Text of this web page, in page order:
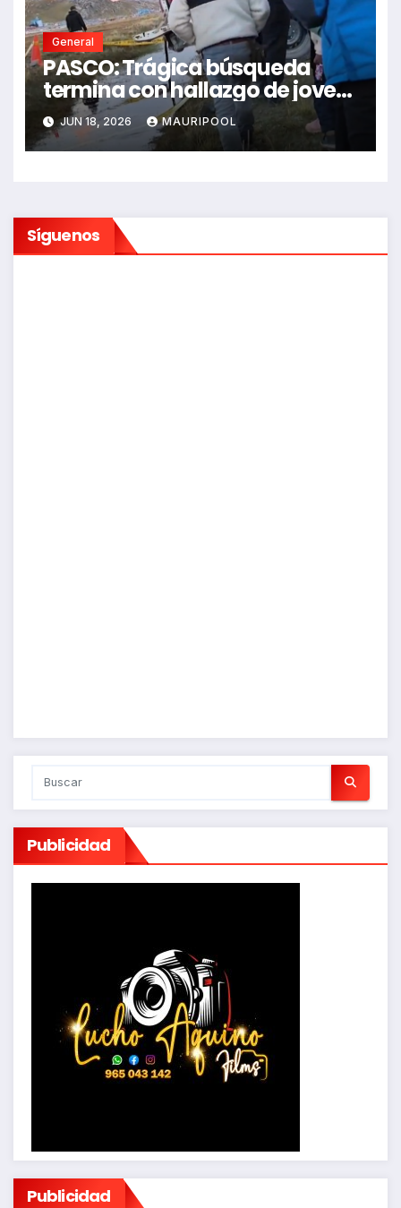
General
PASCO: Trágica búsqueda
termina con hallazgo de joven
sin vida en Rancas
JUN 18, 2026 MAURIPOOL
Síguenos
Publicidad
Publicidad